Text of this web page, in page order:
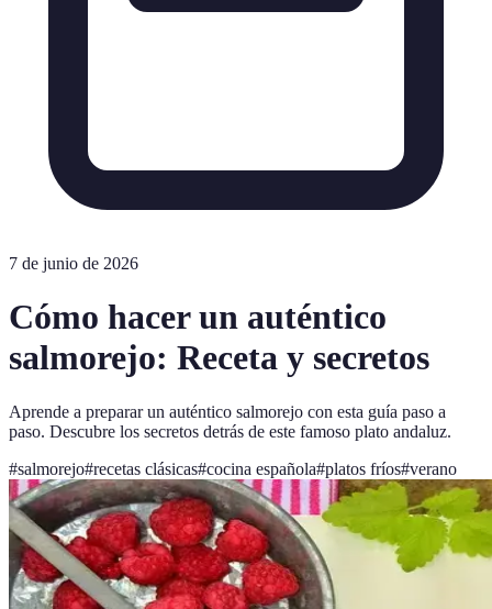
7 de junio de 2026
Cómo hacer un auténtico
salmorejo: Receta y secretos
Aprende a preparar un auténtico salmorejo con esta guía paso a
paso. Descubre los secretos detrás de este famoso plato andaluz.
#salmorejo#recetas clásicas#cocina española#platos fríos#verano